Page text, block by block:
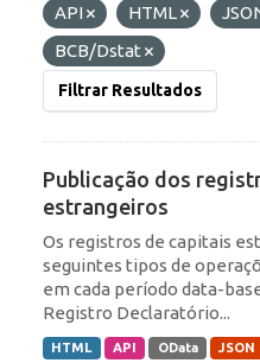
API
HTML
BCB/Dstat
Filtrar Resultados
Publicação dos
estrangeiros
Os registros de capitais
seguintes tipos de
em cada período data-
Registro Declaratório...
HTML API OData JSON